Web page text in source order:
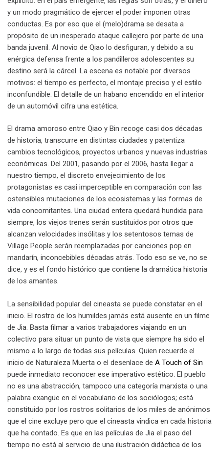
y un modo pragmático de ejercer el poder imponen otras
conductas. Es por eso que el (melo)drama se desata a
propósito de un inesperado ataque callejero por parte de una
banda juvenil. Al novio de Qiao lo desfiguran, y debido a su
enérgica defensa frente a los pandilleros adolescentes su
destino será la cárcel. La escena es notable por diversos
motivos: el tiempo es perfecto, el montaje preciso y el estilo
inconfundible. El detalle de un habano encendido en el interior
de un automóvil cifra una estética.
El drama amoroso entre Qiao y Bin recoge casi dos décadas
de historia, transcurre en distintas ciudades y patentiza
cambios tecnológicos, proyectos urbanos y nuevas industrias
económicas. Del 2001, pasando por el 2006, hasta llegar a
nuestro tiempo, el discreto envejecimiento de los
protagonistas es casi imperceptible en comparación con las
ostensibles mutaciones de los ecosistemas y las formas de
vida concomitantes. Una ciudad entera quedará hundida para
siempre, los viejos trenes serán sustituidos por otros que
alcanzan velocidades insólitas y los setentosos temas de
Village People serán reemplazadas por canciones pop en
mandarín, inconcebibles décadas atrás. Todo eso se ve, no se
dice, y es el fondo histórico que contiene la dramática historia
de los amantes.
La sensibilidad popular del cineasta se puede constatar en el
inicio. El rostro de los humildes jamás está ausente en un filme
de Jia. Basta filmar a varios trabajadores viajando en un
colectivo para situar un punto de vista que siempre ha sido el
mismo a lo largo de todas sus películas. Quien recuerde el
inicio de Naturaleza Muerta o el desenlace de A Touch of Sin
puede inmediato reconocer ese imperativo estético. El pueblo
no es una abstracción, tampoco una categoría marxista o una
palabra exangüe en el vocabulario de los sociólogos; está
constituido por los rostros solitarios de los miles de anónimos
que el cine excluye pero que el cineasta vindica en cada historia
que ha contado. Es que en las películas de Jia el paso del
tiempo no está al servicio de una ilustración didáctica de los